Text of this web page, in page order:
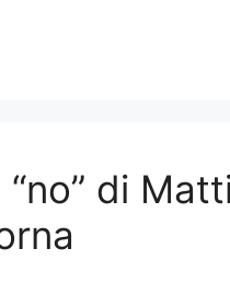
di